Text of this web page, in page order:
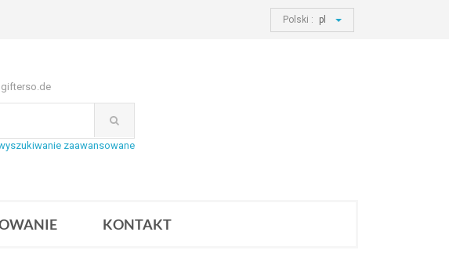
Polski : pl
zaawansowane
KONTAKT